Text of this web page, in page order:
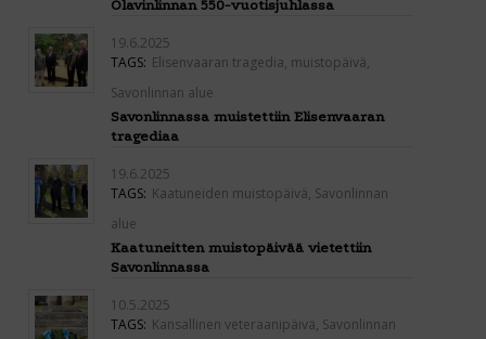
Olavinlinnan 550-vuotisjuhlassa
19.6.2025
TAGS: Elisenvaaran tragedia, muistopäivä,
Savonlinnan alue
Savonlinnassa muistettiin Elisenvaaran
tragediaa
19.6.2025
TAGS: Kaatuneiden muistopäivä, Savonlinnan
alue
Kaatuneitten muistopäivää vietettiin
Savonlinnassa
10.5.2025
TAGS: Kansallinen veteraanipäivä, Savonlinnan